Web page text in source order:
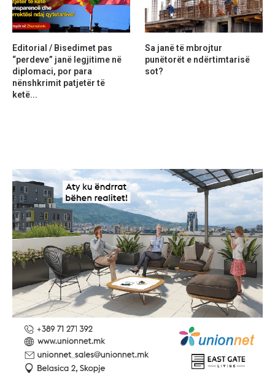
Editorial / Bisedimet pas
“perdeve” janë legjitime në
diplomaci, por para
nënshkrimit patjetër të
ketë...
Sa janë të mbrojtur
punëtorët e ndërtimtarisë
sot?